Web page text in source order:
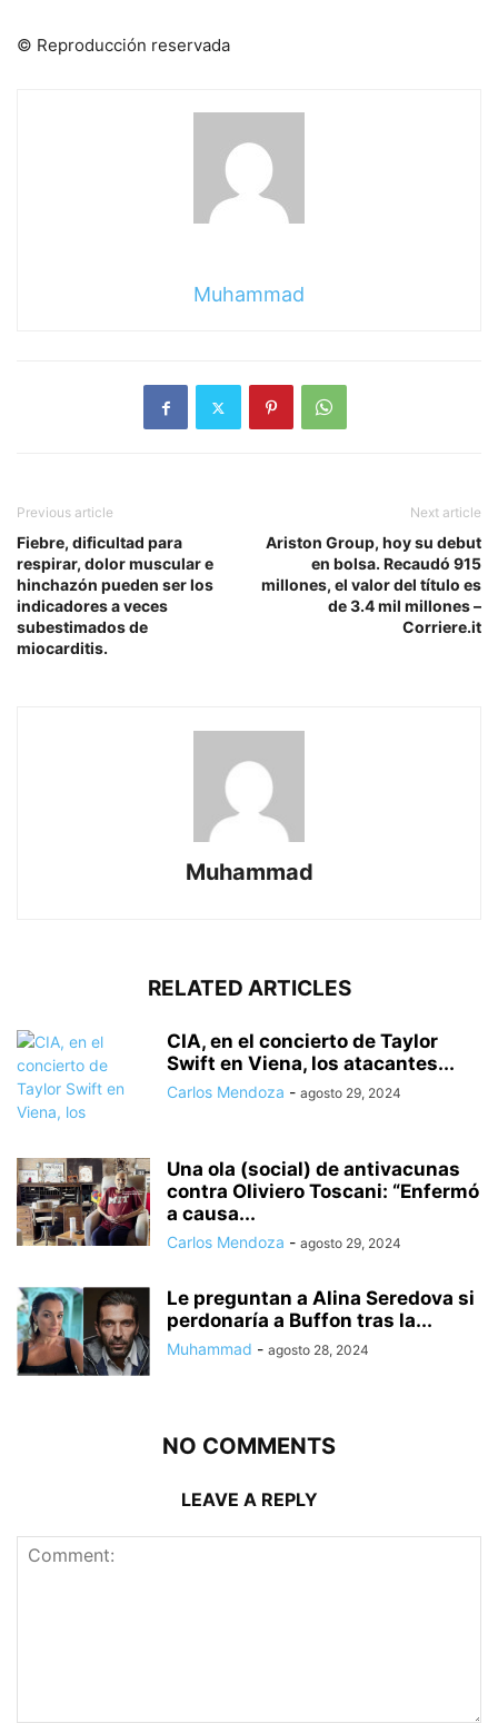
© Reproducción reservada
Muhammad
Previous article
Fiebre, dificultad para
respirar, dolor muscular e
hinchazón pueden ser los
indicadores a veces
subestimados de
miocarditis.
Next article
Ariston Group, hoy su debut
en bolsa. Recaudó 915
millones, el valor del título es
de 3.4 mil millones –
Corriere.it
Muhammad
RELATED ARTICLES
CIA, en el concierto de Taylor
Swift en Viena, los atacantes...
Carlos Mendoza - agosto 29, 2024
Una ola (social) de antivacunas
contra Oliviero Toscani: “Enfermó
a causa...
Carlos Mendoza - agosto 29, 2024
Le preguntan a Alina Seredova si
perdonaría a Buffon tras la...
Muhammad - agosto 28, 2024
NO COMMENTS
LEAVE A REPLY